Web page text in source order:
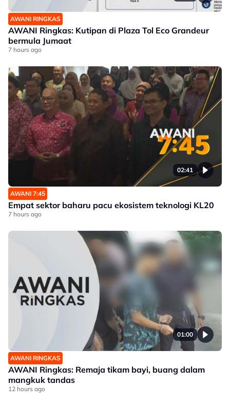
AWANI RINGKAS
AWANI Ringkas: Kutipan di Plaza Tol Eco Grandeur
bermula Jumaat
7 hours ago
02:41
AWANI 7:45
Empat sektor baharu pacu ekosistem teknologi KL20
7 hours ago
01:00
AWANI RINGKAS
AWANI Ringkas: Remaja tikam bayi, buang dalam
mangkuk tandas
12 hours ago